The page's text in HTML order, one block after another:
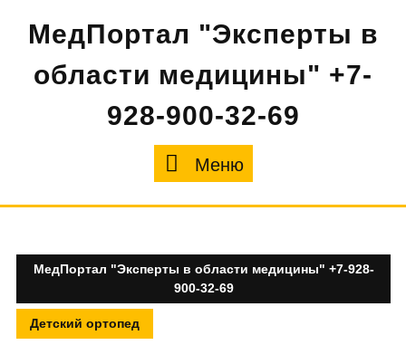
содержимому
МедПортал "Эксперты в
области медицины" +7-
928-900-32-69
Меню
МедПортал "Эксперты в области медицины" +7-928-
900-32-69
Детский ортопед